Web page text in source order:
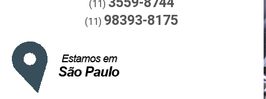
(11)
(11) 98393-8175